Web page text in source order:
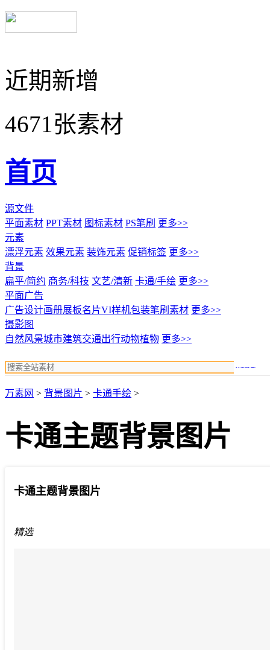
近期新增
4671张素材
首页
源文件
平面素材 PPT素材 图标素材 PS笔刷 更多>>
元素
漂浮元素 效果元素 装饰元素 促销标签 更多>>
背景
扁平/简约 商务/科技 文艺/清新 卡通/手绘 更多>>
平面广告
广告设计画册展板名片VI样机包装笔刷素材 更多>>
摄影图
自然风景城市建筑交通出行动物植物 更多>>
万素网 > 背景图片 > 卡通手绘 >
卡通主题背景图片
卡通主题背景图片
精选